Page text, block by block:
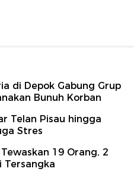
di Depok Gabung Grup
Bunuh Korban
Telan Pisau hingga
Stres
19 Orang, 2
Tersangka